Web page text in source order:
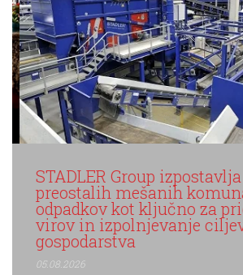
STADLER Group
preostalih mešanih
odpadkov kot ključno za
virov in izpolnjevanje ciljev
gospodarstva
05.08.2026